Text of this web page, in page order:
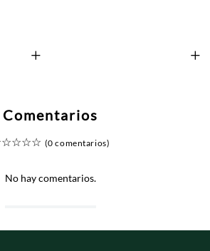
+ +
Comentarios
☆☆☆☆ (0 comentarios)
No hay comentarios.